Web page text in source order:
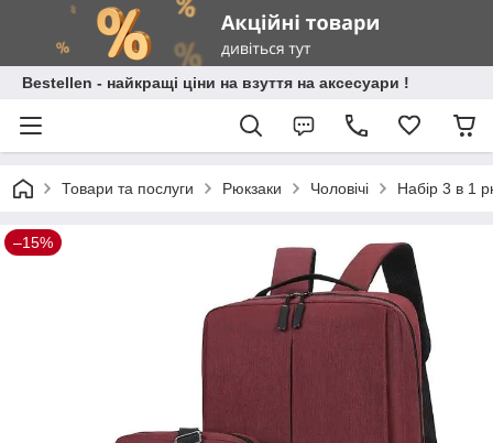
Bestellen - найкращі ціни на взуття на аксесуари !
Товари та послуги Рюкзаки Чоловічі Набір 3 в 1
–15%